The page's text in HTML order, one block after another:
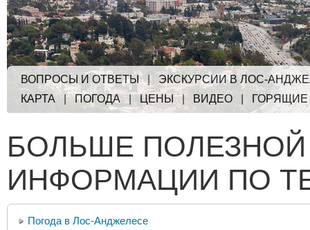
ВОПРОСЫ И ОТВЕТЫ| ЭКСКУРСИИ В ЛОС-
КАРТА|ПОГОДА | ЦЕНЫ| ВИДЕО ГОРЯЩИЕ
БОЛЬШЕ ПОЛЕЗНОЙ
ИНФОРМАЦИИ ПО
Погода в Лос-Анджелесе